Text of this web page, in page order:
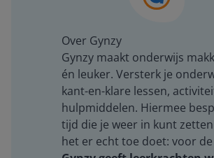
Over Gynzy
Gynzy maakt onderwijs
én leuker. Versterk je
kant-en-klare lessen,
hulpmiddelen. Hiermee
tijd die je weer in kunt
het er echt toe doet: voor de